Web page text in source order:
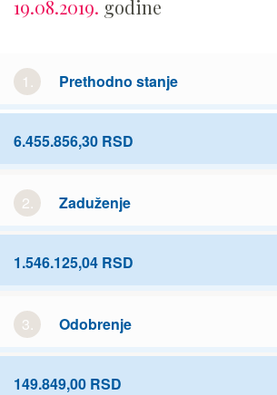
19.08.2019. godine
1. Prethodno stanje
6.455.856,30 RSD
2. Zaduženje
1.546.125,04 RSD
3. Odobrenje
149.849,00 RSD